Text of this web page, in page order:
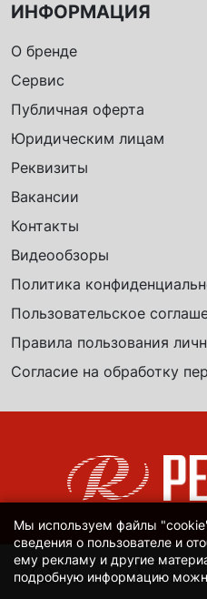
ИНФОРМАЦИЯ
О бренде
Сервис
Публичная оферта
Юридическим лицам
Реквизиты
Вакансии
Контакты
Видеообзоры
Политика
Пользовательское
Правила пользования
Согласие на обработку
Мы используем файлы
сведения о пользователе и
ему рекламу и другие
подробную информацию